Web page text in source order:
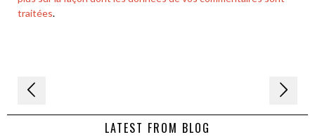
traitées.
Navigation
de LATEST FROM BLOG